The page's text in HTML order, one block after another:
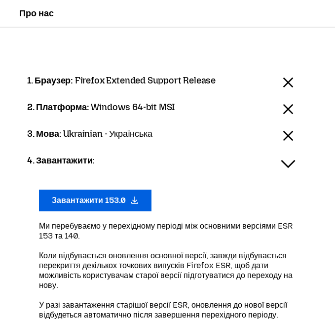
Про нас
1. Браузер: Firefox Extended Support Release
2. Платформа:Windows 64-bit MSI
3. Мова:Ukrainian - Українська
4. Завантажити:
Завантажити 153.0
Ми перебуваємо у перехідному періоді між основними версіями ESR
153 та 140.
Коли відбувається оновлення основної версії, завжди відбувається
перекриття декількох точкових випусків Firefox ESR, щоб дати
можливість користувачам старої версії підготуватися до переходу на
нову.
У разі завантаження старішої версії ESR, оновлення до нової версії
відбудеться автоматично після завершення перехідного періоду.